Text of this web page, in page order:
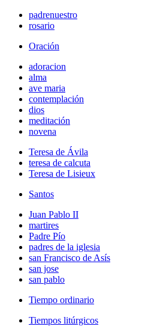
padrenuestro
rosario
Oración
adoracion
alma
ave maria
contemplación
dios
meditación
novena
Teresa de Ávila
teresa de calcuta
Teresa de Lisieux
Santos
Juan Pablo II
martires
Padre Pío
padres de la iglesia
san Francisco de Asís
san jose
san pablo
Tiempo ordinario
Tiempos litúrgicos